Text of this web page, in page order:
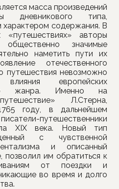
масса произведений
дневникового типа,
содержания. В
«путешествиях» авторы
значимые
наметить пути их
отечественного
путешествия невозможно
европейских
жанра. Именно на
Л.Стерна,
году, в дальнейшем
путешественники
XIX века. Новый тип
с чувственной
и описанный
позволил им обратиться к
от поездки и
во время и долго